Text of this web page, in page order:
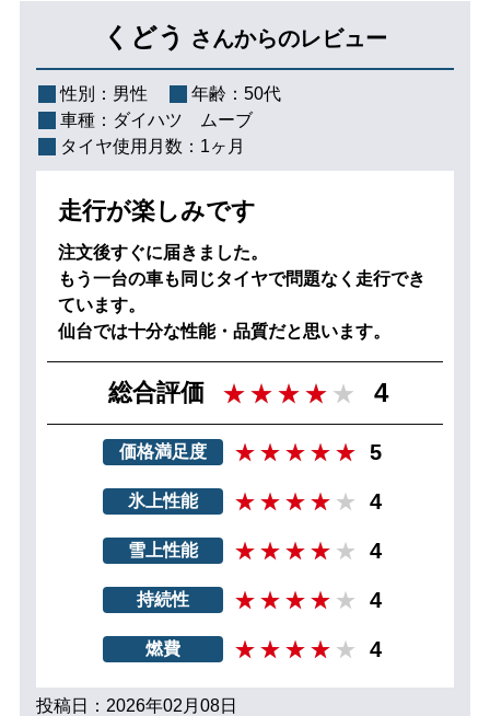
くどう さんからのレビュー
性別： 男性 年齢： 50代
車種： ダイハツ ムーブ
タイヤ使用月数： 1ヶ月
走行が楽しみです
注文後すぐに届きました。
もう一台の車も同じタイヤで問題なく走行でき
ています。
仙台では十分な性能・品質だと思います。
総合評価 4
価格満足度 5
氷上性能 4
雪上性能 4
持続性 4
燃費 4
投稿日：2026年02月08日